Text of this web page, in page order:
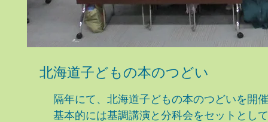
北海道子どもの本のつどい
隔年にて、北海道子どもの本のつどいを開
基本的には基調講演と分科会をセットとし